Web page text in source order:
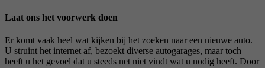
Laat ons het voorwerk doen
Er komt vaak heel wat kijken bij het zoeken naar een nieuwe auto.
U struint het internet af, bezoekt diverse autogarages, maar toch
heeft u het gevoel dat u steeds net niet vindt wat u nodig heeft. Door